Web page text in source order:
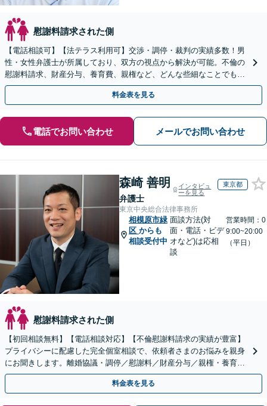
慰謝料請求された側
【電話相談可】【法テラス利用可】交渉・調停・裁判の実績多数！男
性・女性弁護士が所属しており、双方の視点から解決が可能。不倫の
慰謝料請求、財産分与、養育費、親権など、どんな些細なことでもお
気軽にご相談ください【休日・夜間面談可】【橋本駅6分】
料金表を見る
電話でお問い合わせ メールでお問い合わせ
森崎 善明
弁護士
インタビュ
ーを見る
東京都
東京中央総合法律事務所
相模原市緑
区 からも
相談受付中
面談方法(対
面・電話・ビデ
オなど)は応相
談
営業時間：0
9:00~20:00
（平日）
慰謝料請求された側
【初回相談無料】【電話相談対応】【不倫慰謝料請求の実績が豊富】
プライバシーに配慮した完全個室相談で、依頼者さまのお悩みを親身
にお聞きします。離婚協議・調停／慰謝料／財産分与／親権・養育
費・面会交流／婚姻費用【休日・夜間相談可】
料金表を見る